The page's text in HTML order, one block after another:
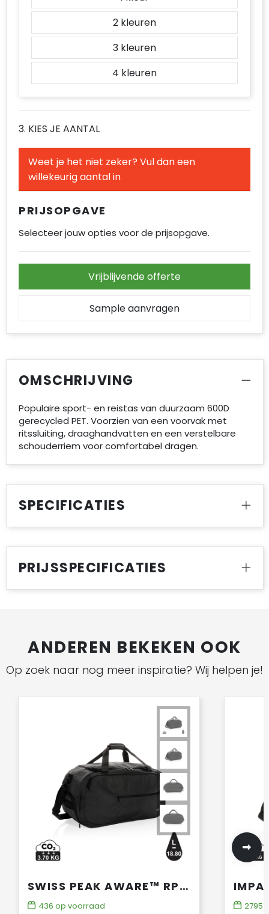
2
3
4
3. KIES JE AANTAL
Weet je het niet zeker? Vul dan een
willekeurig aantal in
PRIJSOPGAVE
Selecteer jouw opties voor de prijsopgave.
Vrijblijvende offerte
Sample aanvragen
OMSCHRIJVING
Populaire sport- en reistas van duurzaam 600D
gerecycled PET. Voorzien van een voorvak met
ritssluiting, draaghandvatten en een verstelbare
schouderriem voor comfortabel dragen.
SPECIFICATIES
PRIJSSPECIFICATIES
ANDEREN BEKEKEN OOK
Op zoek naar nog meer inspiratie? Wij helpen je!
SWISS PEAK AWARE™ RPET SPORTTAS
436 op voorraad
2795